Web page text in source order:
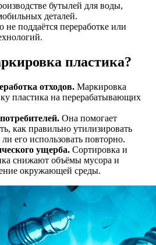
бутылей для воды,
деталей.
не поддаётся переработке или
пластика?
отходов. Маркировка
пластика на перерабатывающих
Она помогает
как правильно утилизировать
его использовать повторно.
ущерба. Сортировка и
снижают объёмы мусора и
окружающей среды.